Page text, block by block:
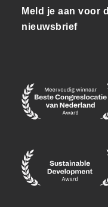
Meld je aan voor
nieuwsbrief